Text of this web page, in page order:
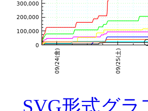
SVG形式グ